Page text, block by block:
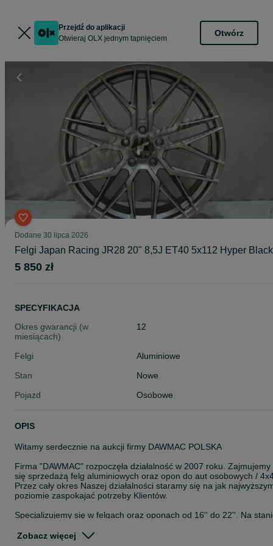
Przejdź do aplikacji
Otwieraj OLX jednym tapnięciem
Otwórz
Dodane 30 lipca 2026
Felgi Japan Racing JR28 20" 8,5J ET40 5x112 Hyper Black
5 850 zł
SPECYFIKACJA
Okres gwarancji (w
miesiącach)
12
Felgi
Aluminiowe
Stan
Nowe
Pojazd
Osobowe
OPIS
Witamy serdecznie na aukcji firmy DAWMAC POLSKA
Firma "DAWMAC" rozpoczęła działalność w 2007 roku. Zajmujemy
się sprzedażą felg aluminiowych oraz opon do aut osobowych /
Przez cały okres Naszej działalności staramy się na jak
poziomie zaspokajać potrzeby Klientów.
Specjalizujemy się w felgach oraz oponach od 16'' do 22''. Na
przedstawicielem takich Firm jak: ISPIRI, OEMS, VEEMANN,
Zobacz więcej